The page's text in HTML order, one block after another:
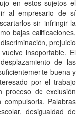
en estos sujetos el
al empresario de sí
sin infringir la
bajas calificaciones,
prejuicio
insoportable. El
de las
buena y
por el trabajo
proceso de exclusión
Palabras
desigualdad de